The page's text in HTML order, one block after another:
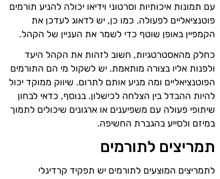
עם תמונות איכותיות וסרטוני וידיאו יכולה להניע תורמים
פוטנציאליים לפעולה. כמו כן, יש לדאוג לעדכן את
הקמפיין באופן שוטף כדי לשמר את העניין של הקהל.
כחלק מהאסטרטגיות, חשוב לזהות את הקהל היעד
ולפנות אליו בצורה מותאמת. יש לשקול מי הם התורמים
הפוטנציאליים ומה מניע אותם לתרום. שיווק ממוקד יכול
להיות ההבדל בין הצלחה לכישלון. בנוסף, כדאי לבחון
שיתופי פעולה עם משפיענים או ארגונים שיכולים לתמוך
במיזם ולסייע בהגברת החשיפה.
תמריצים לתורמים
לתמריצים המוצעים לתורמים יש תפקיד קרדינלי